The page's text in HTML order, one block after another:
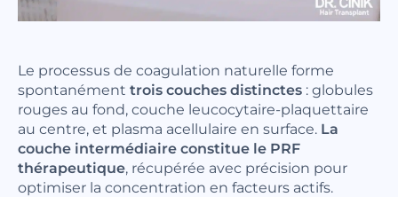
Le processus de coagulation naturelle forme
spontanément trois couches distinctes : globules
rouges au fond, couche leucocytaire-plaquettaire
au centre, et plasma acellulaire en surface. La
couche intermédiaire constitue le PRF
thérapeutique, récupérée avec précision pour
optimiser la concentration en facteurs actifs.